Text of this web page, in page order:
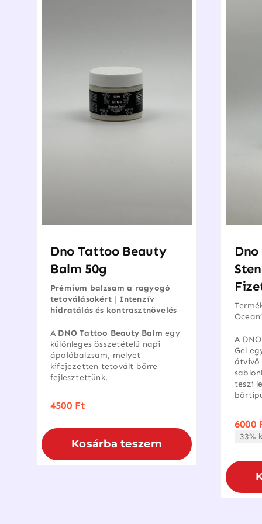
Dno Tattoo Beauty
Balm 50g
Prémium balzsam a ragyogó
tetoválásokért | Intenzív
hidratálás és kontrasztnövelés
A DNO Tattoo Beauty Balm egy
különleges összetételű napi
ápolóbalzsam, melyet
kifejezetten tetovált bőrre
fejlesztettünk.
4500 Ft
Kosárba teszem
A
Gel
átvivő
teszi
6000
33%